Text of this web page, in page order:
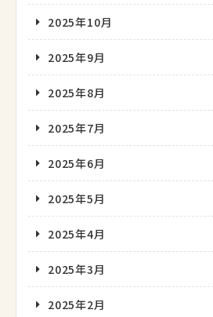
2025年10月
2025年9月
2025年8月
2025年7月
2025年6月
2025年5月
2025年4月
2025年3月
2025年2月